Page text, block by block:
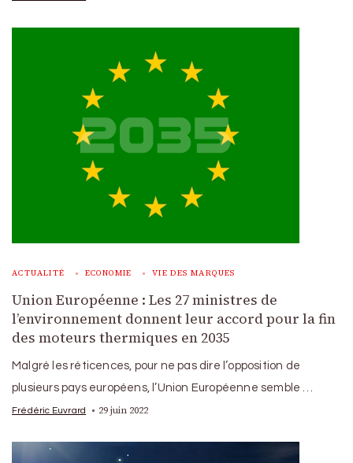
ACTUALITÉ ECONOMIE VIE DES MARQUES
Union Européenne : Les 27 ministres de
l’environnement donnent leur accord pour la fin
des moteurs thermiques en 2035
Malgré les réticences, pour ne pas dire l’opposition de
plusieurs pays européens, l’Union Européenne semble …
Frédéric Euvrard 29 juin 2022